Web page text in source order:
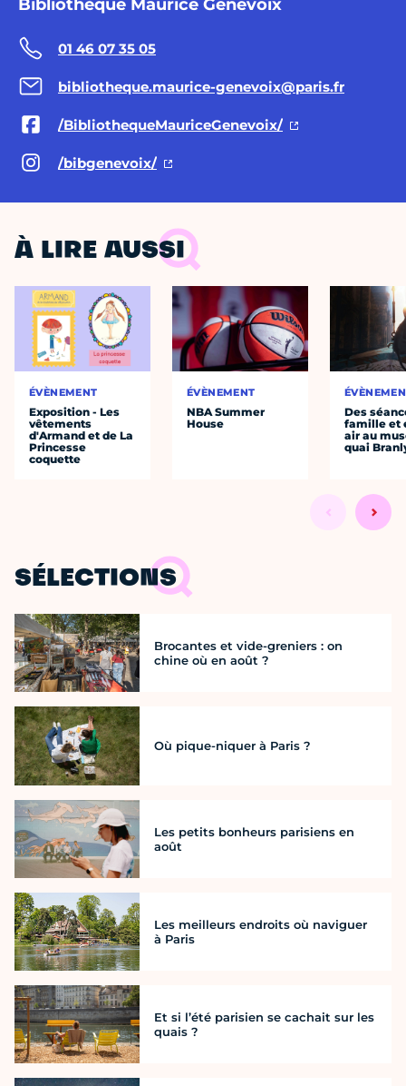
Bibliothèque Maurice Genevoix
01 46 07 35 05
bibliotheque.maurice-genevoix@paris.fr
/BibliothequeMauriceGenevoix/
/bibgenevoix/
À LIRE AUSSI
ÉVÈNEMENT
Exposition - Les
vêtements
d'Armand et de La
Princesse
coquette
ÉVÈNEMENT
NBA Summer
House
Des
famille et
air au
quai
SÉLECTIONS
Brocantes et vide-greniers : on
chine où en août ?
Où pique-niquer à Paris ?
Les petits bonheurs parisiens en
août
Les meilleurs endroits où naviguer
à Paris
Et si l’été parisien se cachait sur les
quais ?